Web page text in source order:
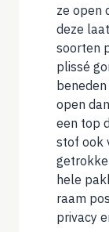
ze open
deze
soorten
plissé
open
een top
stof ook
hele
raam
privacy